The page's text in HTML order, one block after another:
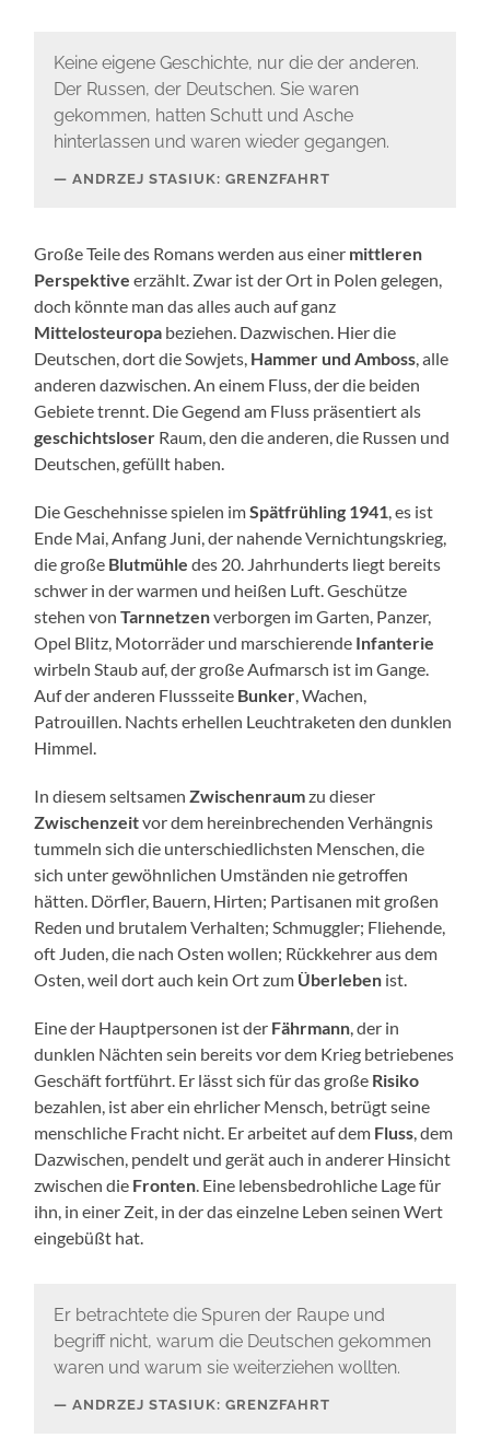
Keine eigene Geschichte, nur die der anderen.
Der Russen, der Deutschen. Sie waren
gekommen, hatten Schutt und Asche
hinterlassen und waren wieder gegangen.
ANDRZEJ STASIUK: GRENZFAHRT
Große Teile des Romans werden aus einer mittleren
Perspektiveerzählt. Zwar ist der Ort in Polen gelegen,
doch könnte man das alles auch auf ganz
Mittelosteuropa beziehen. Dazwischen. Hier die
Deutschen, dort die Sowjets, Hammer und Amboss , alle
anderen dazwischen. An einem Fluss, der die beiden
Gebiete trennt. Die Gegend am Fluss präsentiert als
geschichtsloser Raum, den die anderen, die Russen und
Deutschen, gefüllt haben.
Die Geschehnisse spielen imSpätfrühling 1941 , es ist
Ende Mai, Anfang Juni, der nahende Vernichtungskrieg,
die große Blutmühledes 20. Jahrhunderts liegt bereits
schwer in der warmen und heißen Luft. Geschütze
stehen vonTarnnetzenverborgen im Garten, Panzer,
Opel Blitz, Motorräder und marschierende Infanterie
wirbeln Staub auf, der große Aufmarsch ist im Gange.
Auf der anderen Flussseite Bunker , Wachen,
Patrouillen. Nachts erhellen Leuchtraketen den dunklen
Himmel.
In diesem seltsamenZwischenraumzu dieser
Zwischenzeitvor dem hereinbrechenden Verhängnis
tummeln sich die unterschiedlichsten Menschen, die
sich unter gewöhnlichen Umständen nie getroffen
hätten. Dörfler, Bauern, Hirten; Partisanen mit großen
Reden und brutalem Verhalten; Schmuggler; Fliehende,
oft Juden, die nach Osten wollen; Rückkehrer aus dem
Osten, weil dort auch kein Ort zum Überleben ist.
Eine der Hauptpersonen ist der Fährmann , der in
dunklen Nächten sein bereits vor dem Krieg betriebenes
Geschäft fortführt. Er lässt sich für das große Risiko
bezahlen, ist aber ein ehrlicher Mensch, betrügt seine
menschliche Fracht nicht. Er arbeitet auf dem Fluss , dem
Dazwischen, pendelt und gerät auch in anderer Hinsicht
zwischen die Fronten . Eine lebensbedrohliche Lage für
ihn, in einer Zeit, in der das einzelne Leben seinen Wert
eingebüßt hat.
Er betrachtete die Spuren der Raupe und
begriff nicht, warum die Deutschen gekommen
waren und warum sie weiterziehen wollten.
ANDRZEJ STASIUK: GRENZFAHRT